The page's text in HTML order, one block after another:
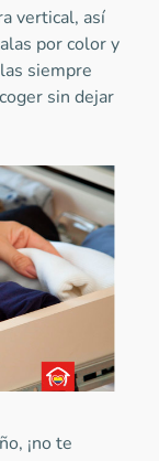
vertical, así
por color y
siempre
sin dejar
¡no te